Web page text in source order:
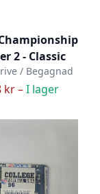
2 - Classic
/ Begagnad
kr –I lager